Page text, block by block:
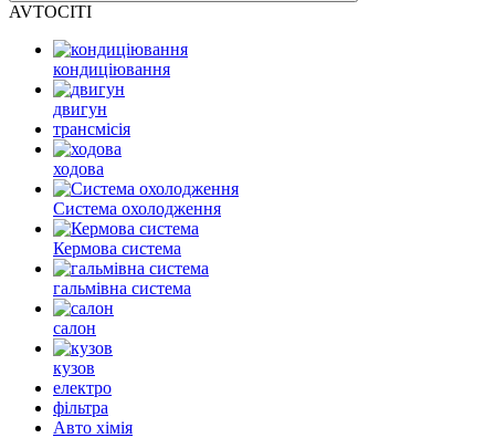
AVTOCITI
кондиціювання
двигун
трансмісія
ходова
Система охолодження
Кермова система
гальмівна система
салон
кузов
електро
фільтра
Авто хімія